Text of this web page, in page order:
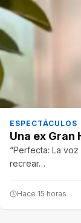
ESPECTÁCULOS
Una ex
“Perfecta: La
recrear…
Hace 15 horas